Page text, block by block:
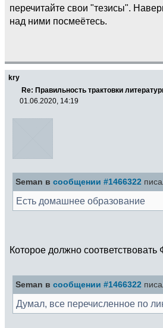
перечитайте свои "тезисы".
над ними посмеётесь.
kry
Re: Правильность трактовки
01.06.2020, 14:19
Seman в сообщении #1466322
Есть домашнее образование
Которое должно
Seman в сообщении #1466322
Думал, все перечисленное по